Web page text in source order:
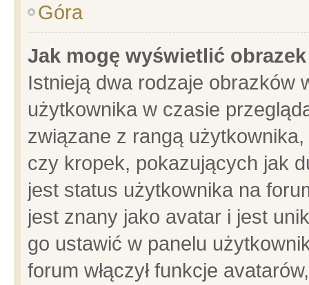
Góra
Jak mogę wyświetlić
Istnieją dwa rodzaje obrazków
użytkownika w czasie
związane z rangą
czy kropek, pokazujących jak
jest status użytkownika na
jest znany jako avatar i jest
go ustawić w panelu
forum włączył funkcje